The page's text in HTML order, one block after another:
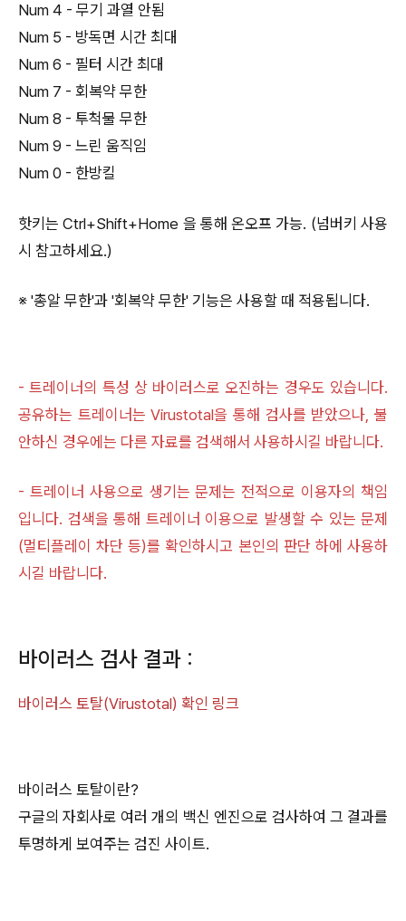
Num 4 - 무기 과열 안됨
Num 5 - 방독면 시간 최대
Num 6 - 필터 시간 최대
Num 7 - 회복약 무한
Num 8 - 투척물 무한
Num 9 - 느린 움직임
Num 0 - 한방킬
핫키는 Ctrl+Shift+Home 을 통해 온오프 가능. (넘버키 사용
시 참고하세요.)
※ '총알 무한'과 '회복약 무한' 기능은 사용할 때 적용됩니다.
- 트레이너의 특성 상 바이러스로 오진하는 경우도 있습니다.
공유하는 트레이너는 Virustotal을 통해 검사를 받았으나, 불
안하신 경우에는 다른 자료를 검색해서 사용하시길 바랍니다.
- 트레이너 사용으로 생기는 문제는 전적으로 이용자의 책임
입니다. 검색을 통해 트레이너 이용으로 발생할 수 있는 문제
(멀티플레이 차단 등)를 확인하시고 본인의 판단 하에 사용하
시길 바랍니다.
바이러스 검사 결과 :
바이러스 토탈(Virustotal) 확인 링크
바이러스 토탈이란?
구글의 자회사로 여러 개의 백신 엔진으로 검사하여 그 결과를
투명하게 보여주는 검진 사이트.